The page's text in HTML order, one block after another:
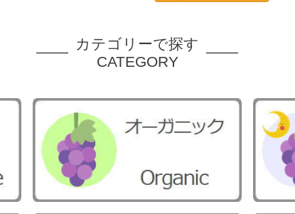
カテゴリーで探す
CATEGORY